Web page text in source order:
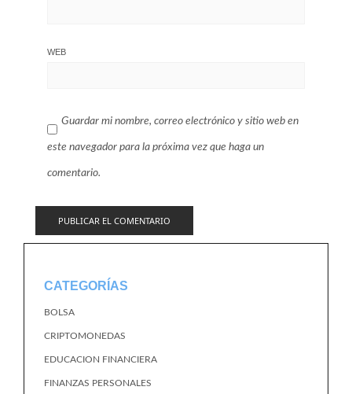
WEB
Guardar mi nombre, correo electrónico y sitio web en
este navegador para la próxima vez que haga un
comentario.
CATEGORÍAS
BOLSA
CRIPTOMONEDAS
EDUCACION FINANCIERA
FINANZAS PERSONALES